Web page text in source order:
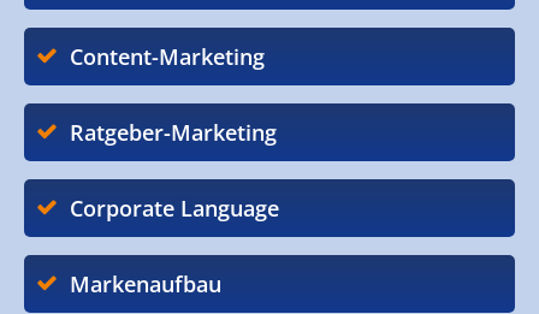
Content-Marketing
Ratgeber-Marketing
Corporate Language
Markenaufbau